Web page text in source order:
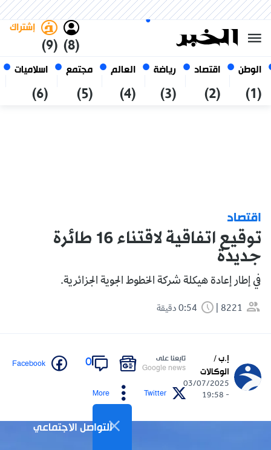
الوطن
(1)
اقتصاد
(2)
رياضة
(3)
العالم
(4)
مجتمع
(5)
اسلاميات
(6)
(8)
إشتراك
(9)
07 أغسطس 2026
الجزائر
اقتصاد
توقيع اتفاقية لاقتناء 16 طائرة
جديدة
في إطار إعادة هيكلة شركة الخطوط الجوية الجزائرية.
8221
إ.ب /
الوكالات
03/07/2025
- 19:58
تابعنا على
Google news
0
Facebook
Twitter
More
التواصل الاجتماعي